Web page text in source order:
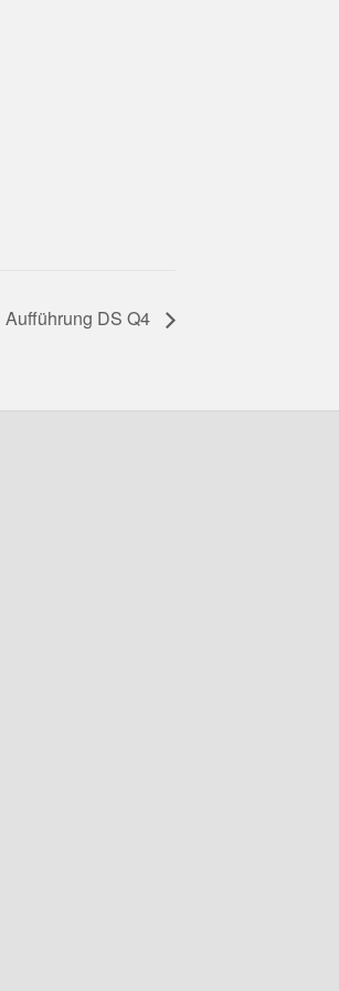
Aufführung DS Q4